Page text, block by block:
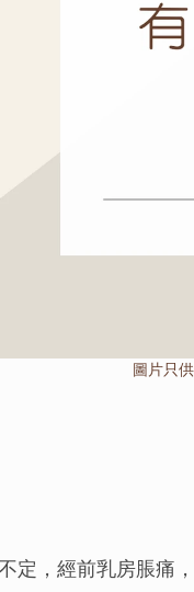
定，經前乳房脹痛
圖片只